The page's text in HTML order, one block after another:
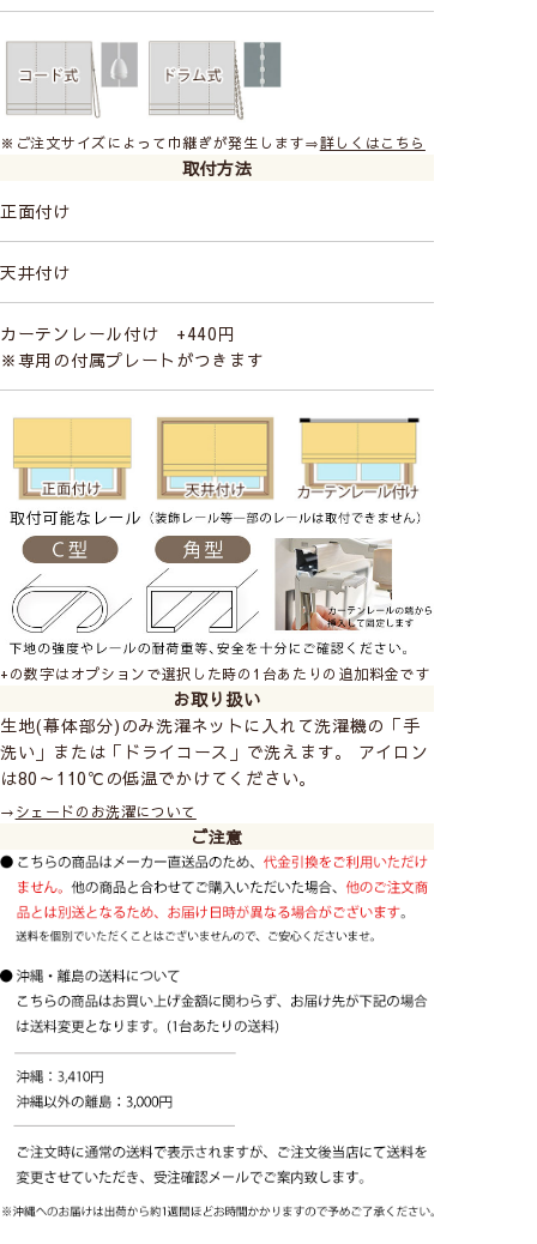
※ご注文サイズによって巾継ぎが発生します⇒詳しくはこちら
取付方法
正面付け
天井付け
カーテンレール付け +440円
※専用の付属プレートがつきます
+の数字はオプションで選択した時の1台あたりの追加料金です
お取り扱い
生地(幕体部分)のみ洗濯ネットに入れて洗濯機の「手
洗い」または「ドライコース」で洗えます。 アイロン
は80～110℃の低温でかけてください。
→シェードのお洗濯について
ご注意